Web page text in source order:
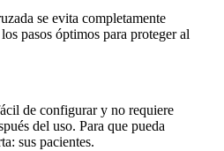
se evita completamente
pasos óptimos para proteger al
de configurar y no requiere
del uso. Para que pueda
sus pacientes.